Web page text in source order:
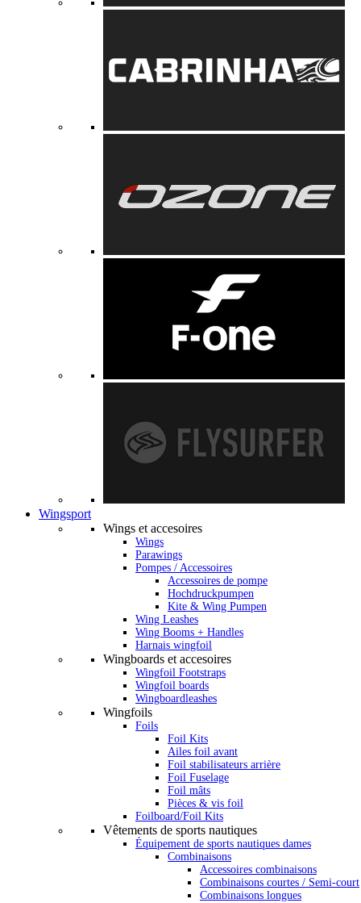
Wingsport
Wings et accesoires
Wings
Parawings
Pompes / Accessoires
Accessoires de pompe
Hochdruckpumpen
Kite & Wing Pumpen
Wing Leashes
Wing Booms + Handles
Harnais wingfoil
Wingboards et accesoires
Wingfoil Footstraps
Wingfoil boards
Wingboardleashes
Wingfoils
Foils
Foil Kits
Ailes foil avant
Foil stabilisateurs arrière
Foil Fuselage
Foil mâts
Pièces & vis foil
Foilboard/Foil Kits
Vêtements de sports nautiques
Équipement de sports nautiques dames
Combinaisons
Accessoires combinaisons
Combinaisons courtes / Semi-court
Combinaisons longues